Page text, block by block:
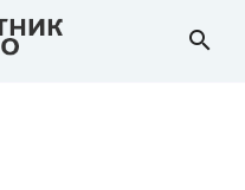
search